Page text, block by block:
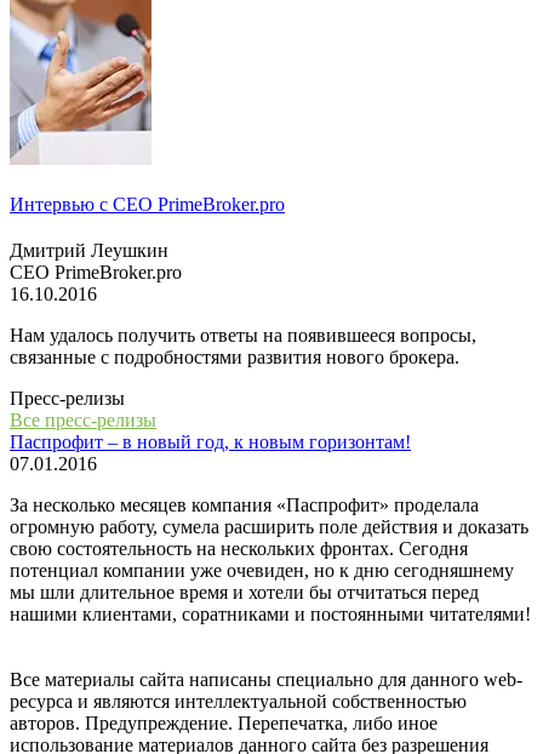
Интервью с СЕО PrimeBroker.pro
Дмитрий Леушкин
СЕО PrimeBroker.pro
16.10.2016
Нам удалось получить ответы на появившееся вопросы,
связанные с подробностями развития нового брокера.
Пресс-релизы
Все пресс-релизы
Паспрофит – в новый год, к новым горизонтам!
07.01.2016
За несколько месяцев компания «Паспрофит» проделала
огромную работу, сумела расширить поле действия и доказать
свою состоятельность на нескольких фронтах. Сегодня
потенциал компании уже очевиден, но к дню сегодняшнему
мы шли длительное время и хотели бы отчитаться перед
нашими клиентами, соратниками и постоянными читателями!
Все материалы сайта написаны специально для данного web-
ресурса и являются интеллектуальной собственностью
авторов. Предупреждение. Перепечатка, либо иное
использование материалов данного сайта без разрешения